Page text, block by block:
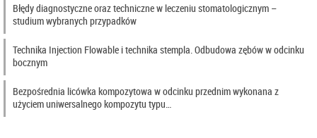
Błędy diagnostyczne oraz techniczne w leczeniu stomatologicznym –
studium wybranych przypadków
Technika Injection Flowable i technika stempla. Odbudowa zębów w odcinku
bocznym
Bezpośrednia licówka kompozytowa w odcinku przednim wykonana z
użyciem uniwersalnego kompozytu typu…